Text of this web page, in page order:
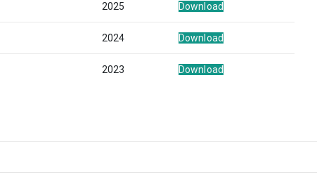
2025 Download
2024 Download
2023 Download